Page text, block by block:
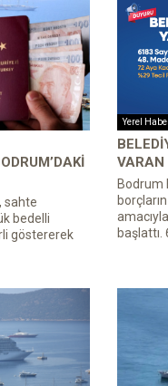
sahte
bedelli
göstererek
Yerel
VARAN
Bodrum
başlattı.